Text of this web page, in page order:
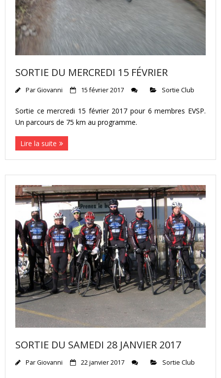
SORTIE DU MERCREDI 15 FÉVRIER
ParGiovanni 15 février 2017 Sortie Club
Sortie ce mercredi 15 février 2017 pour 6 membres EVSP.
Un parcours de 75 km au programme.
Lire la suite
SORTIE DU SAMEDI 28 JANVIER 2017
ParGiovanni 22 janvier 2017 Sortie Club